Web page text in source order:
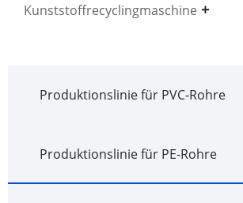
Kunststoffrecyclingmaschine
Produktionslinie für PVC-Rohre
Produktionslinie für PE-Rohre